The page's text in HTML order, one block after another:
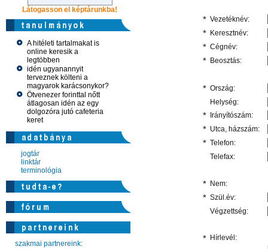
Látogasson el képtárunkba!
A hitéleti tartalmakat is
online keresik a
legtöbben
idén ugyanannyit
terveznek költeni a
magyarok karácsonykor?
Ötvenezer forinttal nőtt
átlagosan idén az egy
dolgozóra jutó cafeteria
keret
jogtár
linktár
terminológia
szakmai partnereink:
* Vezetéknév:
* Keresztnév:
* Cégnév:
* Beosztás:
* Ország:
Helység:
* Irányítószám:
* Utca, házszám:
* Telefon:
Telefax:
* Nem:
* Szül.év:
Végzettség:
* Hírlevél: